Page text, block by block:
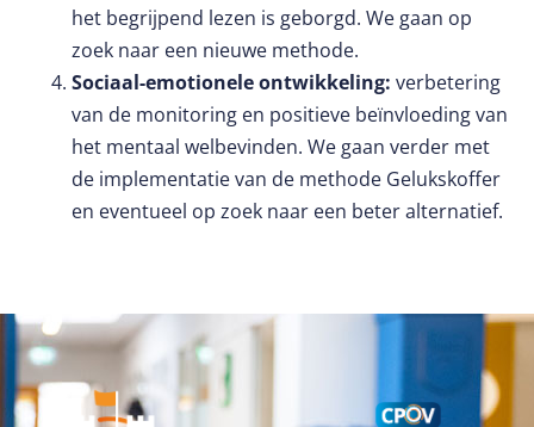
het begrijpend lezen is geborgd. We gaan op
zoek naar een nieuwe methode.
Sociaal-emotionele ontwikkeling: verbetering
van de monitoring en positieve beïnvloeding van
het mentaal welbevinden. We gaan verder met
de implementatie van de methode Gelukskoffer
en eventueel op zoek naar een beter alternatief.